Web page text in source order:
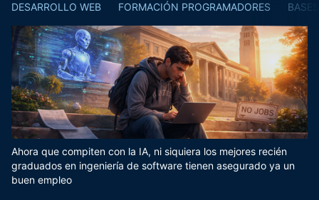
DESARROLLO WEB FORMACIÓN PROGRAMADORES
Ahora que compiten con la IA, ni siquiera los mejores recién
graduados en ingeniería de software tienen asegurado ya un
buen empleo